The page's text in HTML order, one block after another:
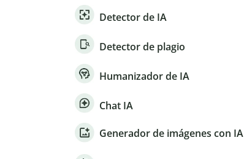
Detector de IA
Detector de plagio
Humanizador de IA
Chat IA
Generador de imágenes con IA